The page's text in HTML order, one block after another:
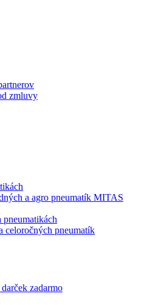
zmluvy
a agro pneumatík MITAS
pneumatikách
celoročných pneumatík
zadarmo